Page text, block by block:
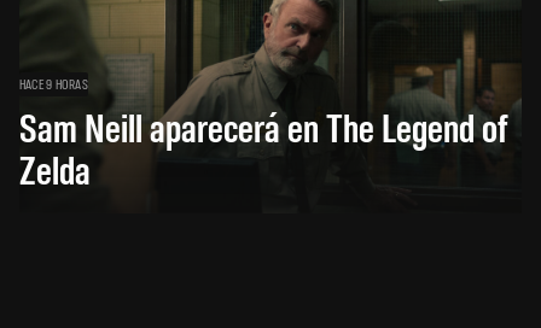
HACE 9 HORAS
Sam Neill aparecerá en The Legend of
Zelda